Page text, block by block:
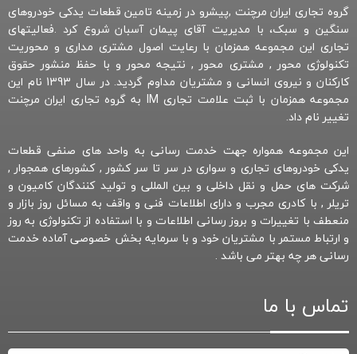
گروه تجاری ایران مرچنت ,پیشرو در زمینه تامین قطعات یدکی خودروهای
سنگین و سبک، با مدیریت آقای پیمان آسبان شروع کرد .فعالیتهای
تجاری این مجموعه همزمان با رعایت اصول مشتری مداری و محوریت
تکنولوژی محور , مشتری محور , نتیجه محور و با حفظ منشور حقوق
کارکنان و نیروی انسانی و مشتریان مداوم گردید. در سال 1393 نام این
مجموعه همزمان با ثبت علامت تجاری IM به گروه تجاری ایران مرچنت
تغییر نام داد.
این مجموعه همواره جهت خدمت رسانی به واحد های صنفی قطعات
یدکی خودروهای تجاری و سواری در سر تا سر کشور , کشورهای همجوار ,
شرکت های حمل و نقل داخلی و بین المللی و تولید کنندگان کامیون و
تریلر , با کادری مجرب و دارای اطلاعات فنی و واقف به مسائل روز بازار و
منعطف با تغییرات و بروز رسانی اطلاعات و با استفاده از تکنولوژی به روز
و ارتباط مستمر با مشتریان خود و با سرمایه بخش خصوصی آماده خدمت
رسانی هر چه بهتر می باشد .
تماس با ما